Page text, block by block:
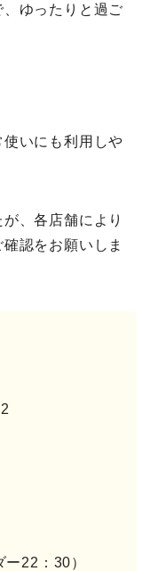
ゆったりと過ご
いにも利用しや
、各店舗により
認をお願いしま
22：30）